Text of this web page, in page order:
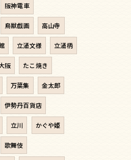
阪神電車
鳥獣戯画 高山寺
立涌文様 立涌柄
阪 たこ焼き
万葉集 金太郎
伊勢丹百貨店
立川 かぐや姫
歌舞伎